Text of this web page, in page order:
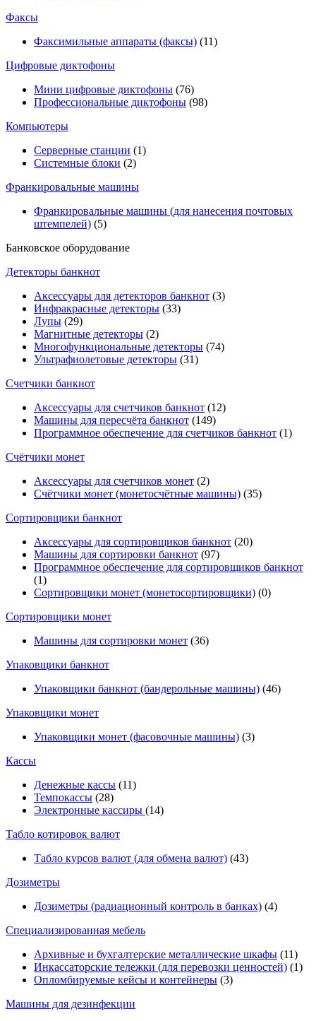
Факсы
Факсимильные аппараты (факсы) (11)
Цифровые диктофоны
Мини цифровые диктофоны (76)
Профессиональные диктофоны (98)
Компьютеры
Серверные станции (1)
Системные блоки (2)
Франкировальные машины
Франкировальные машины (для нанесения почтовых
штемпелей) (5)
Банковское оборудование
Детекторы банкнот
Аксессуары для детекторов банкнот (3)
Инфракрасные детекторы (33)
Лупы (29)
Магнитные детекторы (2)
Многофункциональные детекторы (74)
Ультрафиолетовые детекторы (31)
Счетчики банкнот
Аксессуары для счетчиков банкнот (12)
Машины для пересчёта банкнот (149)
Программное обеспечение для счетчиков банкнот (1)
Счётчики монет
Аксессуары для счетчиков монет (2)
Счётчики монет (монетосчётные машины) (35)
Cортировщики банкнот
Аксессуары для сортировщиков банкнот (20)
Машины для сортировки банкнот (97)
Программное обеспечение для сортировщиков банкнот
(1)
Сортировщики монет (монетосортировщики) (0)
Сортировщики монет
Машины для сортировки монет (36)
Упаковщики банкнот
Упаковщики банкнот (бандерольные машины) (46)
Упаковщики монет
Упаковщики монет (фасовочные машины) (3)
Кассы
Денежные кассы (11)
Темпокассы (28)
Электронные кассиры (14)
Табло котировок валют
Табло курсов валют (для обмена валют) (43)
Дозиметры
Дозиметры (радиационный контроль в банках) (4)
Специализированная мебель
Архивные и бухгалтерские металлические шкафы (11)
Инкассаторские тележки (для перевозки ценностей) (1)
Опломбируемые кейсы и контейнеры (3)
Машины для дезинфекции